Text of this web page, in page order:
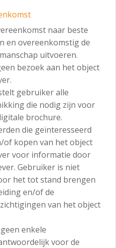
naar beste
en overeenkomstig de
uitvoeren.
bezoek aan het object
gebruiker alle
die nodig zijn voor
brochure.
die geïnteresseerd
of kopen van het object
voor informatie door
Gebruiker is niet
het tot stand brengen
en/of de
van het object
enkele
voor de